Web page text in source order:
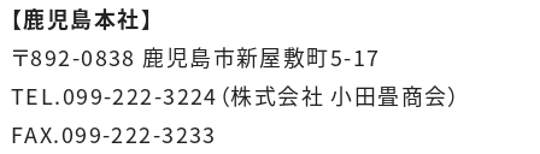
【鹿児島本社】
〒892-0838 鹿児島市新屋敷町5-17
TEL.099-222-3224（株式会社 小田畳商会）
FAX.099-222-3233